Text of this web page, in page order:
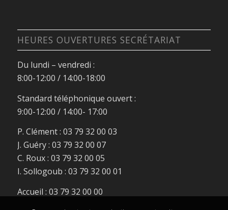
HEURES OUVERTURES SECRÉTARIAT
Du lundi – vendredi :
8:00-12:00 / 14:00-18:00
Standard téléphonique ouvert :
9:00-12:00 / 14:00- 17:00
P. Clément : 03 79 32 00 03
J. Guéry : 03 79 32 00 07
C. Roux : 03 79 32 00 05
I. Sollogoub : 03 79 32 00 01
Accueil : 03 79 32 00 00